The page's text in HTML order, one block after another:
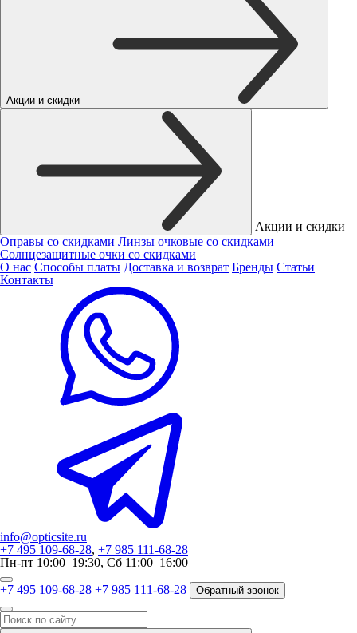
Акции и скидки
Акции и скидки
Оправы со скидками Линзы очковые со скидками
Солнцезащитные очки со скидками
О нас Способы платы Доставка и возврат Бренды Статьи
Контакты
info@opticsite.ru
+7 495 109-68-28, +7 985 111-68-28
Пн-пт 10:00–19:30, Сб 11:00–16:00
+7 495 109-68-28 +7 985 111-68-28 Обратный звонок